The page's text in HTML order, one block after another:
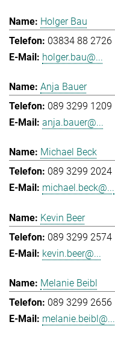
Holger Bau
03834 88 2726
holger.bau@...
Anja Bauer
089 3299 1209
anja.bauer@...
Michael Beck
089 3299 2024
michael.beck@...
Kevin Beer
089 3299 2574
kevin.beer@...
Melanie Beibl
089 3299 2656
melanie.beibl@...